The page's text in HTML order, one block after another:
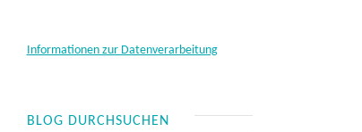
Informationen zur Datenverarbeitung
BLOG DURCHSUCHEN